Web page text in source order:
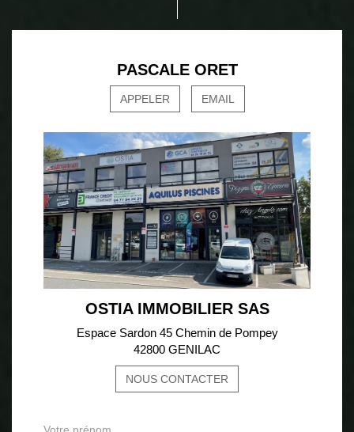
PASCALE ORET
APPELER EMAIL
OSTIA IMMOBILIER SAS
Espace Sardon 45 Chemin de Pompey
42800 GENILAC
NOUS CONTACTER